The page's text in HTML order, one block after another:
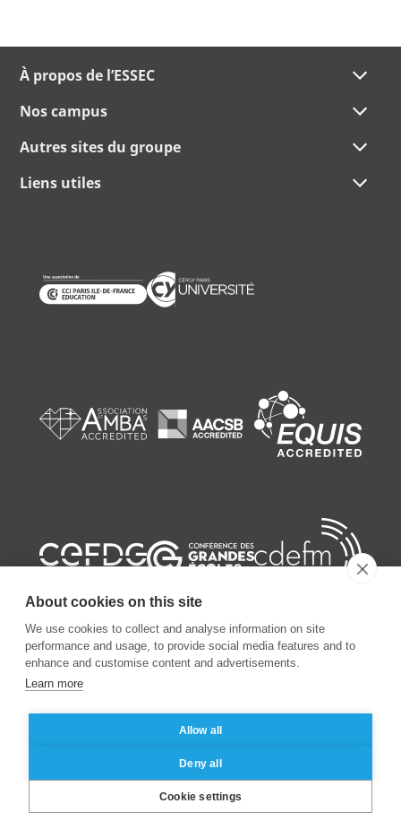
À propos de l’ESSEC
Nos campus
Autres sites du groupe
Liens utiles
©2026ESSEC Business School
Protection des données personnelles
About cookies on this site
We use cookies to collect and analyse information on site
performance and usage, to provide social media features and to
enhance and customise content and advertisements.
Learn more
Allow all
Deny all
Cookie settings